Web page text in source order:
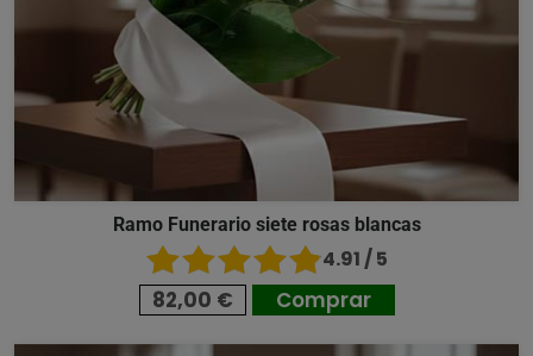
Ramo Funerario siete rosas blancas
4.91 / 5
82,00 € Comprar